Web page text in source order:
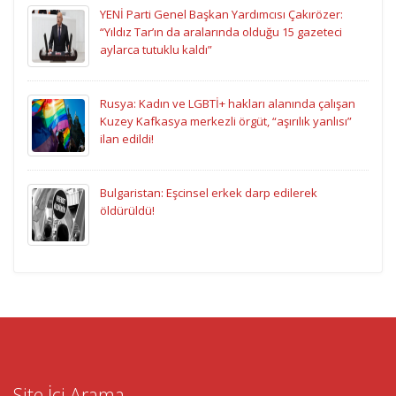
YENİ Parti Genel Başkan Yardımcısı Çakırözer:
“Yıldız Tar’ın da aralarında olduğu 15 gazeteci
aylarca tutuklu kaldı”
Rusya: Kadın ve LGBTİ+ hakları alanında çalışan
Kuzey Kafkasya merkezli örgüt, “aşırılık yanlısı”
ilan edildi!
Bulgaristan: Eşcinsel erkek darp edilerek
öldürüldü!